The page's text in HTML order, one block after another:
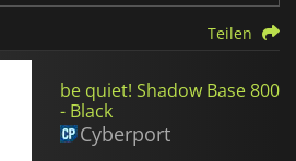
Teilen
be quiet! Shadow Base 800
- Black
Cyberport